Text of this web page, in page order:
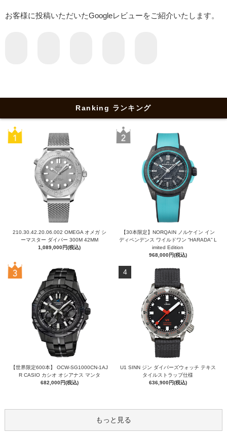
お客様に投稿いただいたGoogleレビューをご紹介いたします。
Ranking ランキング
210.30.42.20.06.002 OMEGA オメガ シ
ーマスター ダイバー 300M 42MM
1,089,000円(税込)
【30本限定】NORQAIN ノルケイン イン
ディペンデンス ワイルドワン “HARADA” L
imited Edition
968,000円(税込)
【世界限定600本】 OCW-SG1000CN-1AJ
R CASIO カシオ オシアナス マンタ
682,000円(税込)
4
U1 SINN ジン ダイバーズウォッチ テキス
タイルストラップ仕様
636,900円(税込)
もっと見る